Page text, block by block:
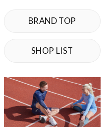
BRAND TOP
SHOP LIST